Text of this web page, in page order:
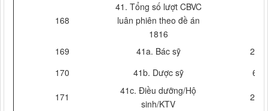
168
41. Tổng số lượt CBVC
luân phiên theo đề án
1816
169
41a. Bác sỹ
24
170
41b. Dược sỹ 6
171
41c. Điều dưỡng/Hộ
sinh/KTV
24